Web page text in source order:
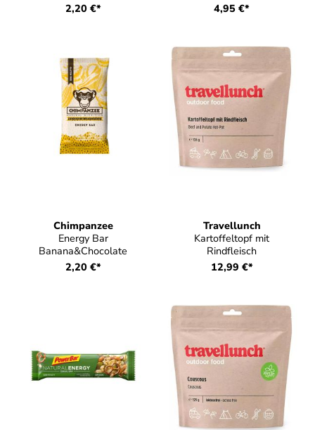
2,20 €*
4,95 €*
Chimpanzee
Energy Bar
Banana&Chocolate
2,20 €*
Travellunch
Kartoffeltopf mit
Rindfleisch
12,99 €*